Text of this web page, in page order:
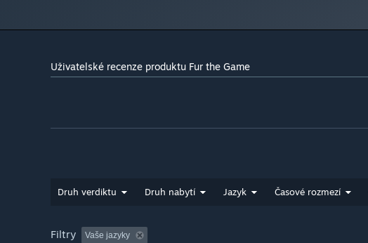
Uživatelské recenze produktu Fur the Game
Druh verdiktu Druh nabytí Jazyk Časové rozmezí
Filtry Vaše jazyky